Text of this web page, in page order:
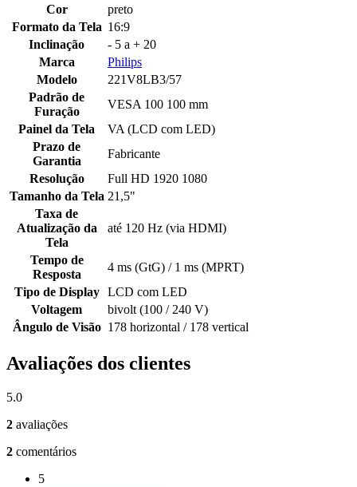
Cor
preto
Formato da Tela 16:9
Inclinação
- 5 a + 20
Marca
Philips
Modelo
221V8LB3/57
Padrão de
Furação
VESA 100 100 mm
Painel da Tela
VA (LCD com LED)
Prazo de
Garantia
Fabricante
Resolução
Full HD 1920 1080
Tamanho da Tela 21,5"
Taxa de
Atualização da
Tela
até 120 Hz (via HDMI)
Tempo de
Resposta
4 ms (GtG) / 1 ms (MPRT)
Tipo de Display
LCD com LED
Voltagem
bivolt (100 / 240 V)
Ângulo de Visão 178 horizontal / 178 vertical
Avaliações dos clientes
5.0
2 avaliações
2 comentários
5